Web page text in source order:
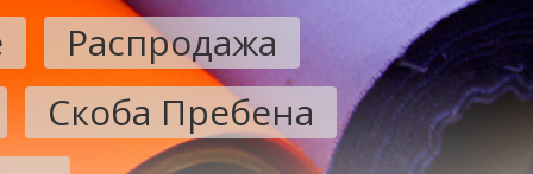
Распродажа
Скоба Пребена